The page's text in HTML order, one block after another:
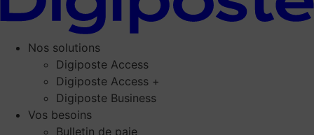
Nos solutions
Digiposte Access
Digiposte Access +
Digiposte Business
Vos besoins
Bulletin de paie